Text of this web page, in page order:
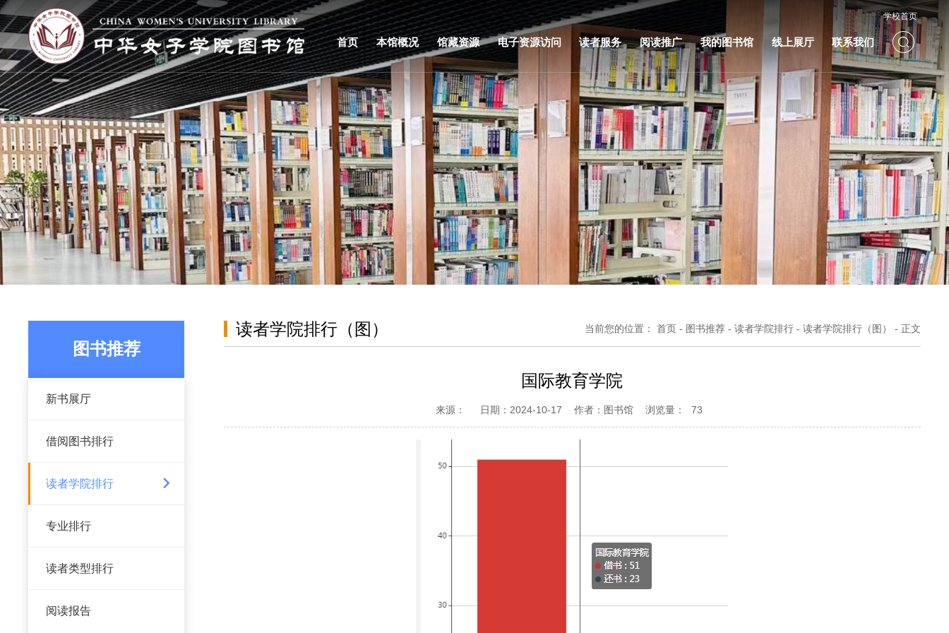
学校首页
首页 本馆概况 馆藏资源 电子资源访问 读者服务 阅读推广 我的图书馆 线上展厅 联系我们
图书推荐
新书展厅
借阅图书排行
读者学院排行
专业排行
读者类型排行
阅读报告
读者学院排行（图） 当前您的位置： 首页- 图书推荐- 读者学院排行- 读者学院排行（图） - 正文
国际教育学院
来源： 日期：2024-10-17 作者：图书馆 浏览量： 73